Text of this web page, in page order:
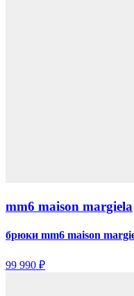
mm6 maison margiela
брюки mm6 maison
99 990 ₽